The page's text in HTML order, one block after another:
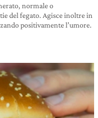
normale o
del fegato. Agisce inoltre in
positivamente l’umore.